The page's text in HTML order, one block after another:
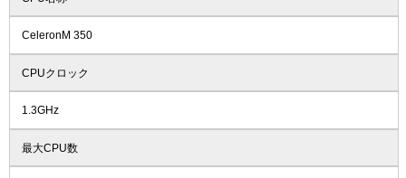
CeleronM 350
CPUクロック
1.3GHz
最大CPU数